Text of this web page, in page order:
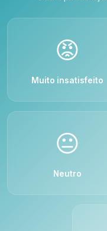
😡
Muito insatisfeito
😐
Neutro